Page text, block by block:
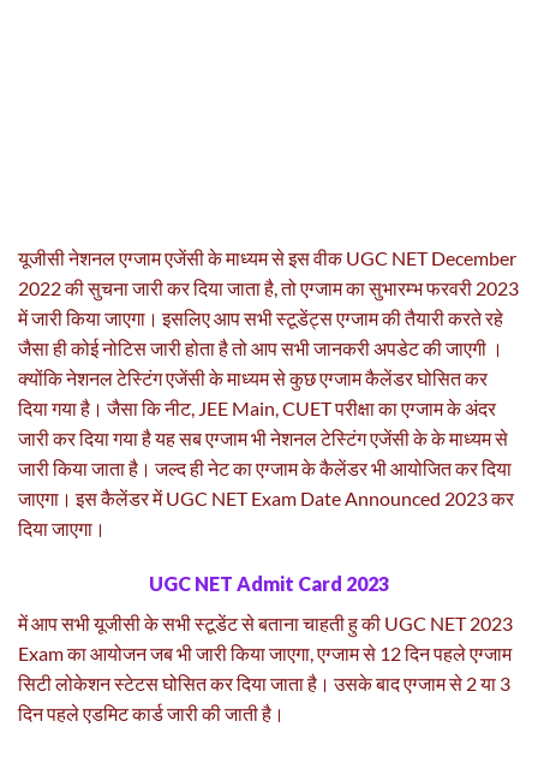
यूजीसी नेशनल एग्जाम एजेंसी के माध्यम से इस वीक UGC NET December
2022 की सुचना जारी कर दिया जाता है, तो एग्जाम का सुभारम्भ फरवरी 2023
में जारी किया जाएगा। इसलिए आप सभी स्टूडेंट्स एग्जाम की तैयारी करते रहे
जैसा ही कोई नोटिस जारी होता है तो आप सभी जानकरी अपडेट की जाएगी ।
क्योंकि नेशनल टेस्टिंग एजेंसी के माध्यम से कुछ एग्जाम कैलेंडर घोसित कर
दिया गया है। जैसा कि नीट, JEE Main, CUET परीक्षा का एग्जाम के अंदर
जारी कर दिया गया है यह सब एग्जाम भी नेशनल टेस्टिंग एजेंसी के के माध्यम से
जारी किया जाता है। जल्द ही नेट का एग्जाम के कैलेंडर भी आयोजित कर दिया
जाएगा। इस कैलेंडर में UGC NET Exam Date Announced 2023 कर
दिया जाएगा।
UGC NET Admit Card 2023
में आप सभी यूजीसी के सभी स्टूडेंट से बताना चाहती हु की UGC NET 2023
Exam का आयोजन जब भी जारी किया जाएगा, एग्जाम से 12 दिन पहले एग्जाम
सिटी लोकेशन स्टेटस घोसित कर दिया जाता है। उसके बाद एग्जाम से 2 या 3
दिन पहले एडमिट कार्ड जारी की जाती है।